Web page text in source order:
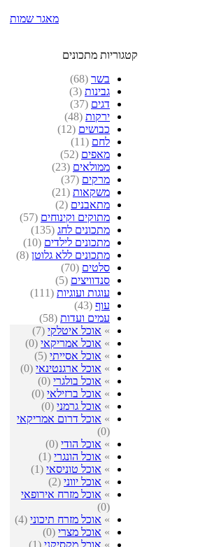
מאגר שמות
קטגוריות מתכונים
בשר (68)
גבינות (3)
דגים (37)
ירקות (48)
כבושים (12)
לחם (11)
מאפים (52)
ממולאים (23)
מרקים (37)
משקאות (21)
מתאבנים (2)
מתוקים וקינוחים (57)
מתכונים לחג (135)
מתכונים לילדים (10)
מתכונים ללא גלוטן (8)
סלטים (70)
סנדוויצים (5)
עוגות ועוגיות (111)
עוף (43)
עמים ועדות (58)
» אוכל איטלקי (7)
» אוכל אמריקאי (0)
» אוכל אסייתי (5)
» אוכל ארגנטינאי (0)
» אוכל בולגרי (0)
» אוכל ברזילאי (0)
» אוכל גרמני (0)
» אוכל דרום אמריקאי
(0)
» אוכל הודי (0)
» אוכל הונגרי (1)
» אוכל טוניסאי (1)
» אוכל יווני (2)
» אוכל מזרח אירופאי
(0)
» אוכל מזרח תיכוני (4)
» אוכל מצרי (0)
» אוכל מקסיקני (1)